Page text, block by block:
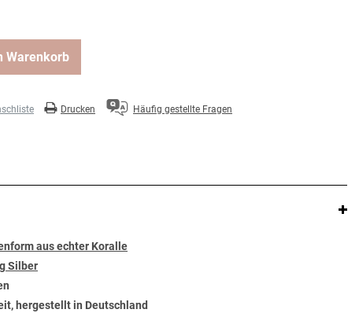
Warenkorb
Drucken Häufig gestellte Fragen
aus echter Koralle
Silber
hergestellt in Deutschland